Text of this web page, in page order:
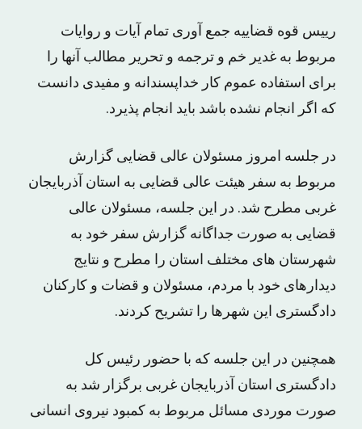
رییس قوه قضاییه جمع آوری تمام آیات و روایات
مربوط به غدیر خم و ترجمه و تحریر مطالب آنها را
برای استفاده عموم کار خداپسندانه و مفیدی دانست
که اگر انجام نشده باشد باید انجام پذیرد.
در جلسه امروز مسئولان عالی قضایی گزارش
مربوط به سفر هیئت عالی قضایی به استان آذربایجان
غربی مطرح شد. در این جلسه، مسئولان عالی
قضایی به صورت جداگانه گزارش سفر خود به
شهرستان های مختلف استان را مطرح و نتایج
دیدارهای خود با مردم، مسئولان و قضات و کارکنان
دادگستری این شهرها را تشریح کردند.
همچنین در این جلسه که با حضور رئیس کل
دادگستری استان آذربایجان غربی برگزار شد به
صورت موردی مسائل مربوط به کمبود نیروی انسانی